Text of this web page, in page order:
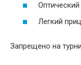
Легкий
Запрещено на